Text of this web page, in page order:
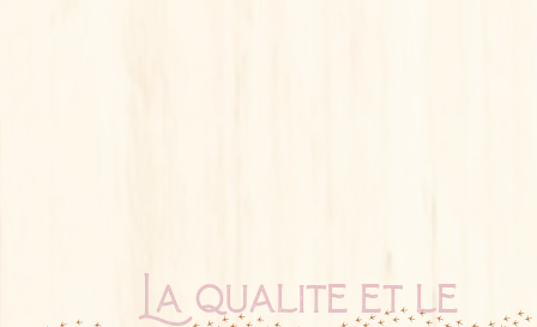
La qualité et le